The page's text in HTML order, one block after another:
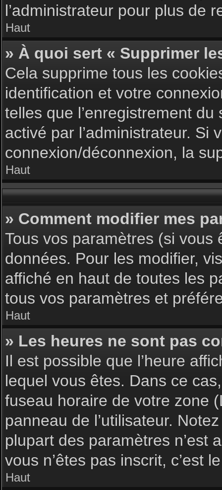
l’administrateur pour plus de
Haut
» À quoi sert « Supprimer
Cela supprime tous les
identification et votre
telles que l’enregistrement
activé par l’administrateur. Si
connexion/déconnexion, la
Haut
» Comment modifier mes
Tous vos paramètres (si
données. Pour les modifier,
affiché en haut de toutes les
tous vos paramètres et
Haut
» Les heures ne sont pas
Il est possible que l’heure
lequel vous êtes. Dans ce
fuseau horaire de votre zone
panneau de l’utilisateur.
plupart des paramètres n’est
vous n’êtes pas inscrit, c’est
Haut